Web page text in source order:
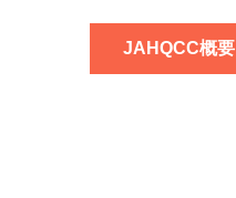
JAHQCC概要